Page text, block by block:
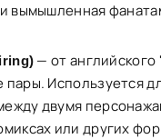
вымышленная
— от
пары. Используется
двумя
или других